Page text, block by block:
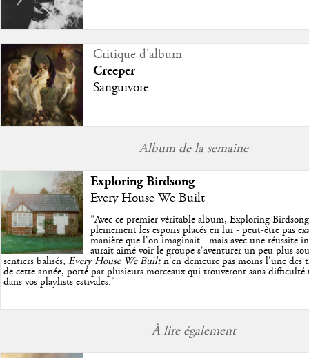
Critique d'album
Creeper
Sanguivore
Album de la semaine
Exploring Birdsong
Every House We Built
"Avec ce premier véritable album, Exploring
pleinement les espoirs placés en lui - peut-être pas
manière que l'on imaginait - mais avec une réussite
aurait aimé voir le groupe s'aventurer un peu plus
sentiers balisés, Every House We Builtn'en demeure pas moins l'une des
de cette année, porté par plusieurs morceaux qui trouveront sans difficulté
dans vos playlists estivales."
À lire également